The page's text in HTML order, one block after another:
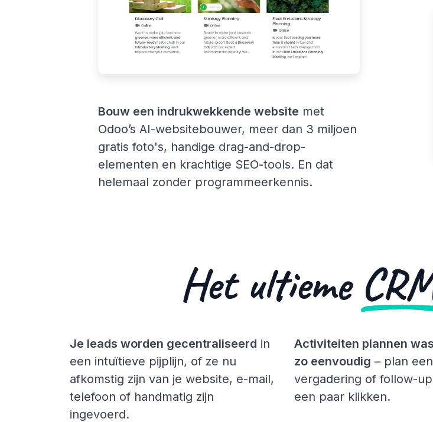
Bouw een indrukwekkende website met
Odoo’s AI-websitebouwer, meer dan 3 miljoen
gratis foto's, handige drag-and-drop-
elementen en krachtige SEO-tools. En dat
helemaal zonder programmeerkennis.
Het ultieme
Je leads worden gecentraliseerd in
een intuïtieve pijplijn, of ze nu
afkomstig zijn van je website, e-mail,
telefoon of handmatig zijn
ingevoerd.
Activiteiten plannen
zo eenvoudig – plan
vergadering of follow-
een paar klikken.